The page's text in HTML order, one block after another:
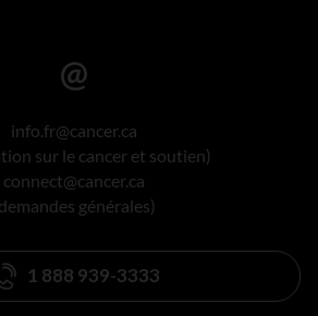
info.fr@cancer.ca
sur le cancer et soutien)
connect@cancer.ca
générales)
1 888 939-3333